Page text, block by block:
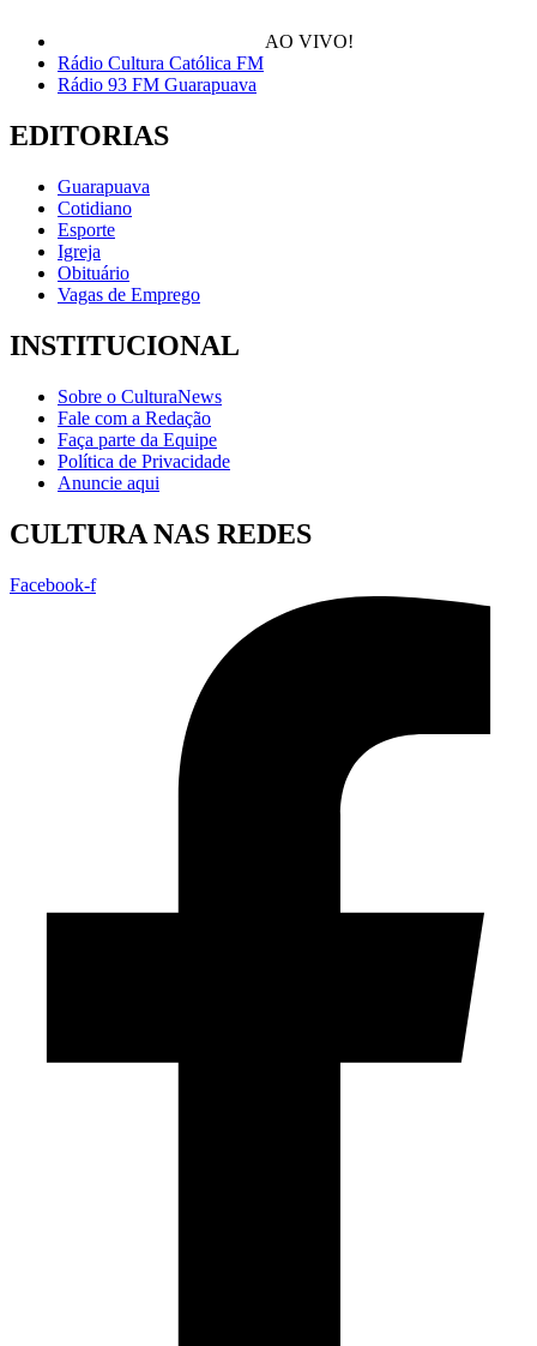
AO VIVO!
Rádio Cultura Católica FM
Rádio 93 FM Guarapuava
EDITORIAS
Guarapuava
Cotidiano
Esporte
Igreja
Obituário
Vagas de Emprego
INSTITUCIONAL
Sobre o CulturaNews
Fale com a Redação
Faça parte da Equipe
Política de Privacidade
Anuncie aqui
CULTURA NAS REDES
Facebook-f